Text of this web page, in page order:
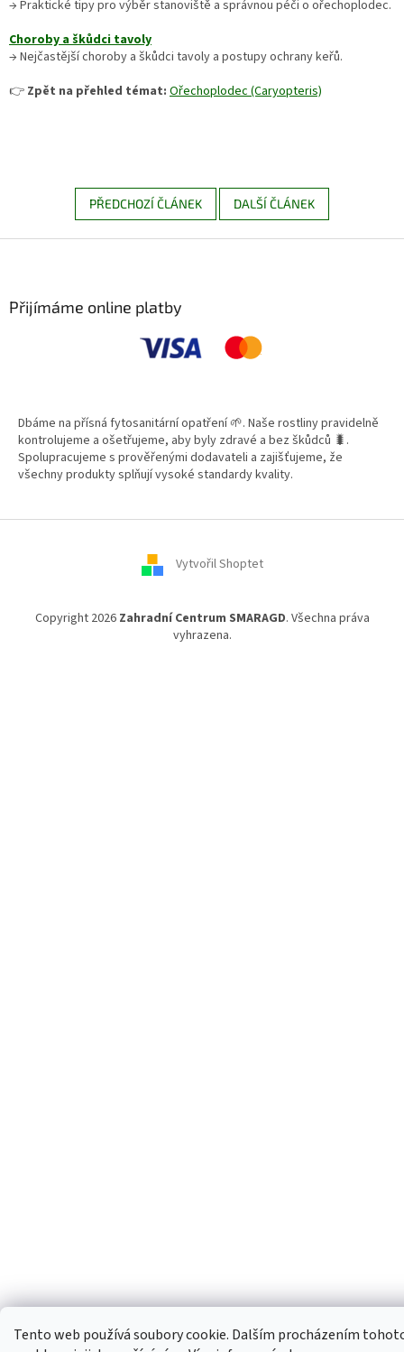
Tento web používá soubory cookie. Dalším procházením
→ Praktické tipy pro výběr stanoviště a správnou péči o ořechoplodec.
Choroby a škůdci tavoly
→ Nejčastější choroby a škůdci tavoly a postupy ochrany keřů.
👉 Zpět na přehled témat: Ořechoplodec (Caryopteris)
PŘEDCHOZÍ ČLÁNEK DALŠÍ ČLÁNEK
Přijímáme online platby
Dbáme na přísná fytosanitární opatření 🌱. Naše rostliny pravidelně
kontrolujeme a ošetřujeme, aby byly zdravé a bez škůdců 🐛.
Spolupracujeme s prověřenými dodavateli a zajišťujeme, že
všechny produkty splňují vysoké standardy kvality.
Vytvořil Shoptet
Copyright 2026 Zahradní Centrum SMARAGD. Všechna práva
vyhrazena.